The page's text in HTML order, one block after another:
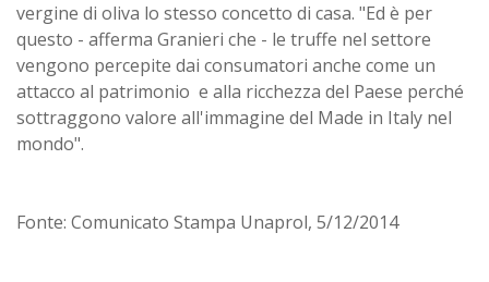
vergine di oliva lo stesso concetto di casa. "Ed è per
questo - afferma Granieri che - le truffe nel settore
vengono percepite dai consumatori anche come un
attacco al patrimonio e alla ricchezza del Paese perché
sottraggono valore all'immagine del Made in Italy nel
mondo".
Fonte: Comunicato Stampa Unaprol, 5/12/2014